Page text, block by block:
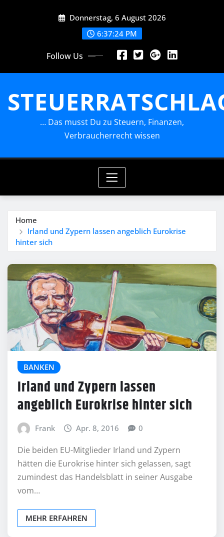
Donnerstag, 6 August 2026
6:37:24 PM
Follow Us
… Das musst Du zu Steuern, Finanzen,
Verbraucherrecht wissen
Home
Irland und Zypern lassen angeblich Eurokrise
hinter sich
BANKEN
Irland und Zypern lassen
angeblich Eurokrise hinter sich
Frank Apr. 8, 2016 0
Die beiden EU-Mitglieder Irland und Zypern
hätten die Eurokrise hinter sich gelassen, sagt
zumindest das Handelsblatt in seiner Ausgabe
vom…
MEHR ERFAHREN